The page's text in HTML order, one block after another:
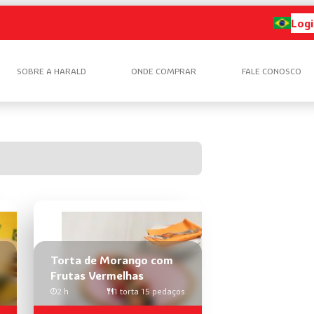
SOBRE A HARALD ONDE COMPRAR FALE CONOSCO
Torta de Morango com
Frutas Vermelhas
2 h 1 torta 15 pedaços